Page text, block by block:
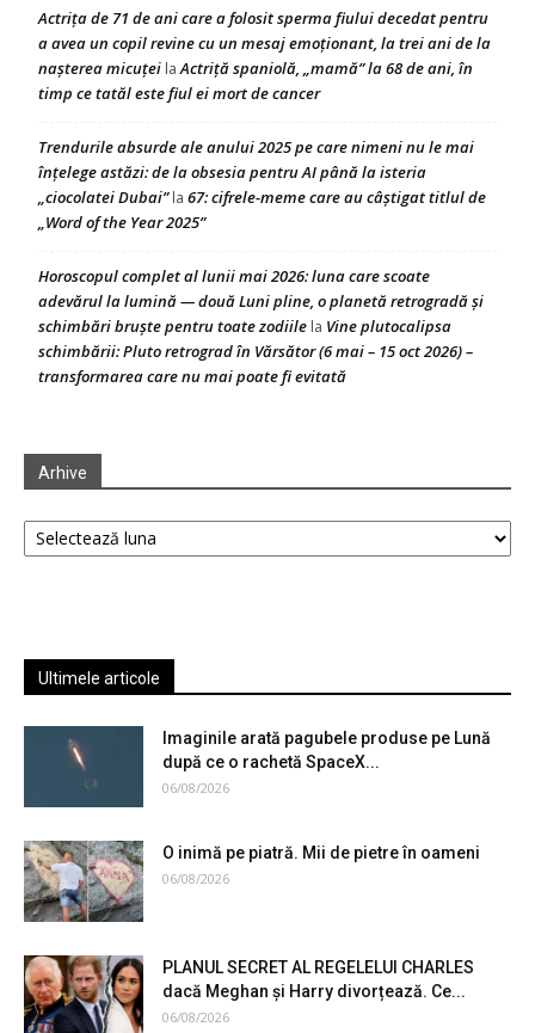
Actrița de 71 de ani care a folosit sperma fiului decedat pentru
a avea un copil revine cu un mesaj emoționant, la trei ani de la
nașterea micuței laActriță spaniolă, „mamă” la 68 de ani, în
timp ce tatăl este fiul ei mort de cancer
Trendurile absurde ale anului 2025 pe care nimeni nu le mai
înțelege astăzi: de la obsesia pentru AI până la isteria
„ciocolatei Dubai”la 67: cifrele-meme care au câștigat titlul de
„Word of the Year 2025”
Horoscopul complet al lunii mai 2026: luna care scoate
adevărul la lumină — două Luni pline, o planetă retrogradă și
schimbări bruște pentru toate zodiile la Vine plutocalipsa
schimbării: Pluto retrograd în Vărsător (6 mai – 15 oct 2026) –
transformarea care nu mai poate fi evitată
Arhive
Arhive
Ultimele articole
Imaginile arată pagubele produse pe Lună
după ce o rachetă SpaceX...
06/08/2026
O inimă pe piatră. Mii de pietre în oameni
06/08/2026
PLANUL SECRET AL REGELELUI CHARLES
dacă Meghan și Harry divorțează. Ce...
06/08/2026